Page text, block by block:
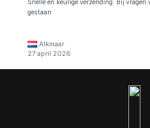
Snelle en keurige verzending. Bij
gestaan
Alkmaar
27 april 2026